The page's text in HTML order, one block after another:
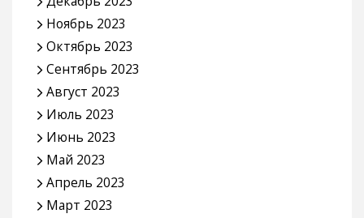
Ноябрь 2023
Октябрь 2023
Сентябрь 2023
Август 2023
Июль 2023
Июнь 2023
Май 2023
Апрель 2023
Март 2023